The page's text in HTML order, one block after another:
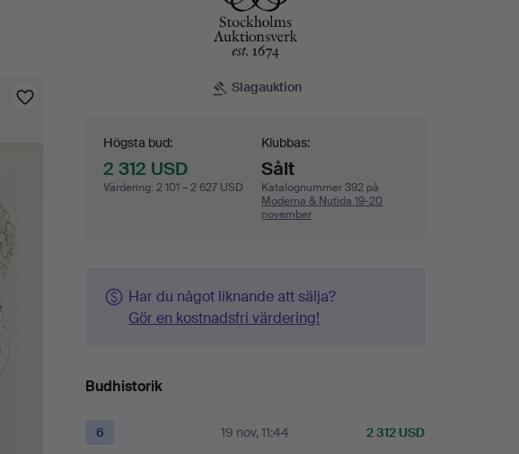
Slagauktion
Högsta bud:
2 312 USD
Värdering: 2 101 – 2 627 USD
Klubbas:
Sålt
Katalognummer 392 på
Moderna & Nutida 19-20
november
Har du något liknande att sälja?
Gör en kostnadsfri värdering!
Budhistorik
6 19 nov, 11:44 2 312 USD